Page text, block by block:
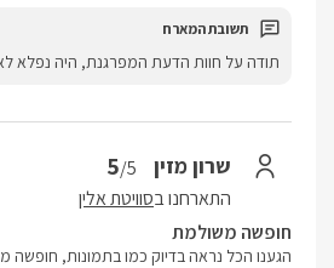
תודה על חוות הדעת המפרגנת, היה נפלא
שרון מזין 5/5
התארחנו בסוויטת אלין
חופשה משולמת
הגענו הכל נראה בדיוק כמו בתמונות, חופשה